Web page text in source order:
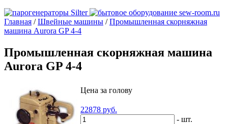
Главная /Швейные машины /Промышленная скорняжная
машина Aurora GP 4-4
Промышленная скорняжная машина
Aurora GP 4-4
Цена за голову
22878 руб.
- шт.